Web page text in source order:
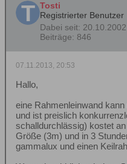
Tosti
Registrierter Benutzer
Dabei seit: 20.10.2002
Beiträge: 846
07.11.2013, 20:53
Hallo,
eine Rahmenleinwand
und ist preislich
schalldurchlässig) kostet
Größe (3m) und in 3
gammalux und einen